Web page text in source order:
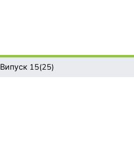
Випуск 15(25)